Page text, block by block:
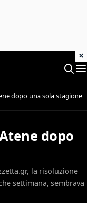
dopo una sola stagione
dopo
la risoluzione
settimana, sembrava
×